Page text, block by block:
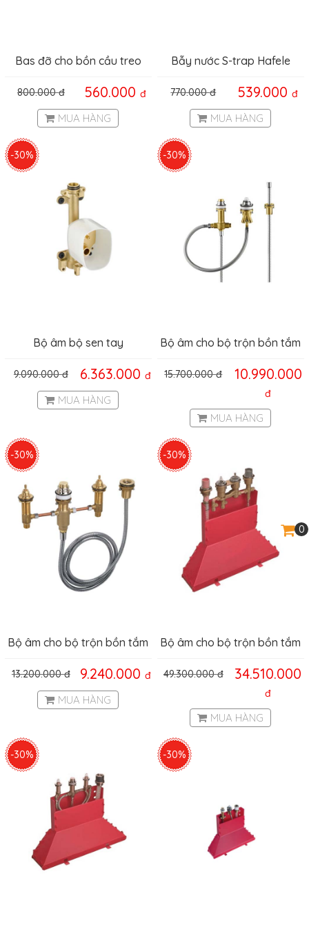
0
Bas đỡ cho bồn cầu treo
560.000đ
800.000đ
MUA HÀNG
Bẫy nước S-trap Hafele
539.000đ
770.000đ
MUA HÀNG
Bộ âm bộ sen tay
589.29.6876.363.000đ
9.090.000đ
-30%
MUA HÀNG
Bộ âm cho bộ trộn bồn tắm
10.990.000
đ
15.700.000đ
-30%
MUA HÀNG
Bộ âm cho bộ trộn bồn tắm
9.240.000đ
13.200.000đ
-30%
MUA HÀNG
Bộ âm cho bộ trộn bồn tắm
34.510.000
đ
49.300.000đ
-30%
MUA HÀNG
-30% -30%